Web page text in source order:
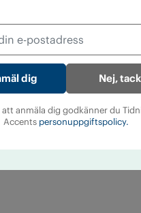
Nej, tack
anmäla dig godkänner du
Accents personuppgiftspolicy.